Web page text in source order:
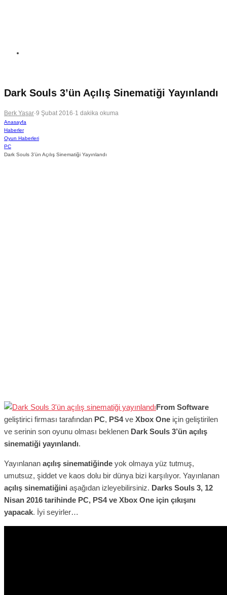
Dark Souls 3’ün Açılış Sinematiği Yayınlandı
Berk Yaşar·9 Şubat 2016·1 dakika okuma
Anasayfa
Haberler
Oyun Haberleri
PC
Dark Souls 3’ün Açılış Sinematiği Yayınlandı
From Software
geliştirici firması tarafından PC, PS4ve Xbox One için geliştirilen
ve serinin son oyunu olması beklenen Dark Souls 3’ün açılış
sinematiği yayınlandı.
Yayınlanan açılış sinematiğinde yok olmaya yüz tutmuş,
umutsuz, şiddet ve kaos dolu bir dünya bizi karşılıyor. Yayınlanan
açılış sinematiğini aşağıdan izleyebilirsiniz. Darks Souls 3, 12
Nisan 2016 tarihinde PC, PS4 ve Xbox One için çıkışını
yapacak. İyi seyirler…